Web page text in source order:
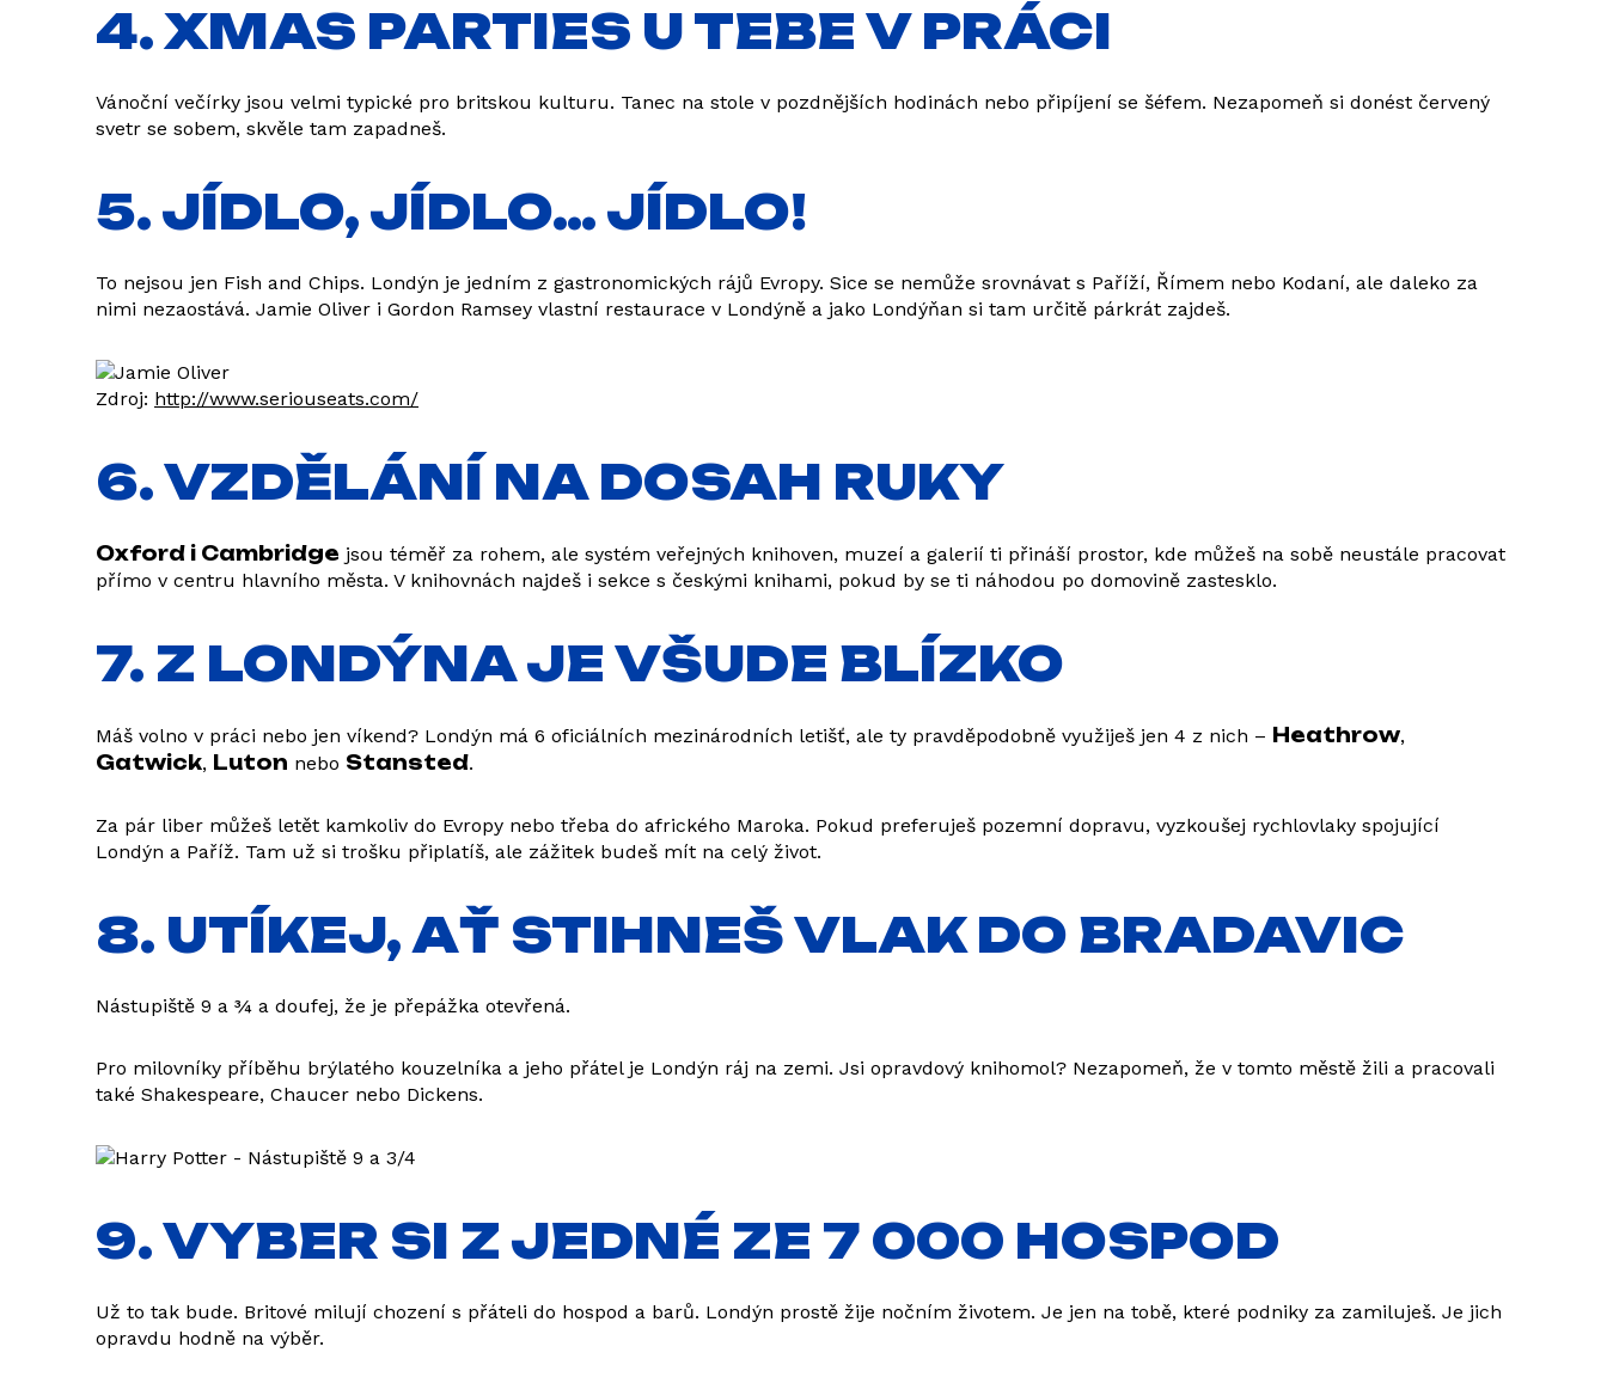
4. XMAS PARTIES U TEBE V PRÁCI
Vánoční večírky jsou velmi typické pro britskou kulturu. Tanec na stole v pozdnějších hodinách nebo připíjení se šéfem. Nezapomeň si donést červený
svetr se sobem, skvěle tam zapadneš.
5. JÍDLO, JÍDLO… JÍDLO!
To nejsou jen Fish and Chips. Londýn je jedním z gastronomických rájů Evropy. Sice se nemůže srovnávat s Paříží, Římem nebo Kodaní, ale daleko za
nimi nezaostává. Jamie Oliver i Gordon Ramsey vlastní restaurace v Londýně a jako Londýňan si tam určitě párkrát zajdeš.
Zdroj: http://www.seriouseats.com/
6. VZDĚLÁNÍ NA DOSAH RUKY
Oxford i Cambridge jsou téměř za rohem, ale systém veřejných knihoven, muzeí a galerií ti přináší prostor, kde můžeš na sobě neustále pracovat
přímo v centru hlavního města. V knihovnách najdeš i sekce s českými knihami, pokud by se ti náhodou po domovině zastesklo.
7. Z LONDÝNA JE VŠUDE BLÍZKO
Máš volno v práci nebo jen víkend? Londýn má 6 oficiálních mezinárodních letišť, ale ty pravděpodobně využiješ jen 4 z nich – Heathrow,
Gatwick, Luton nebo Stansted.
Za pár liber můžeš letět kamkoliv do Evropy nebo třeba do afrického Maroka. Pokud preferuješ pozemní dopravu, vyzkoušej rychlovlaky spojující
Londýn a Paříž. Tam už si trošku připlatíš, ale zážitek budeš mít na celý život.
8. UTÍKEJ, AŤ STIHNEŠ VLAK DO BRADAVIC
Nástupiště 9 a ¾ a doufej, že je přepážka otevřená.
Pro milovníky příběhu brýlatého kouzelníka a jeho přátel je Londýn ráj na zemi. Jsi opravdový knihomol? Nezapomeň, že v tomto městě žili a pracovali
také Shakespeare, Chaucer nebo Dickens.
9. VYBER SI Z JEDNÉ ZE 7 000 HOSPOD
Už to tak bude. Britové milují chození s přáteli do hospod a barů. Londýn prostě žije nočním životem. Je jen na tobě, které podniky za zamiluješ. Je jich
opravdu hodně na výběr.